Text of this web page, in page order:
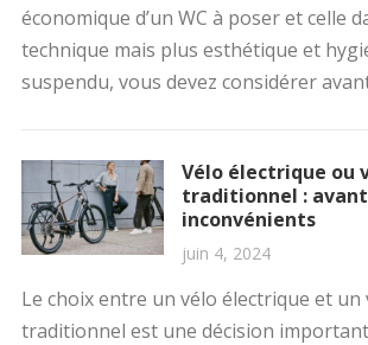
économique d’un WC à poser et celle
technique mais plus esthétique et
suspendu, vous devez considérer
Vélo électrique ou
traditionnel :
inconvénients
juin 4, 2024
Le choix entre un vélo électrique et un
traditionnel est une décision